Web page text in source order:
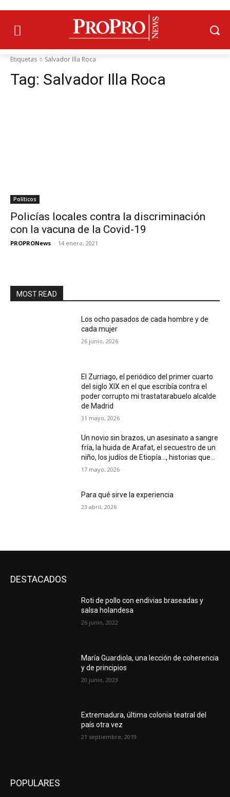
Etiquetas Salvador Illa Roca
Tag: Salvador Illa Roca
Políticos
Policías locales contra la discriminación
con la vacuna de la Covid-19
PROPRONews - 14 enero, 2021
MOST READ
Los ocho pasados de cada hombre y de
cada mujer
26 junio, 2026
El Zurriago, el periódico del primer cuarto
del siglo XIX en el que escribía contra el
poder corrupto mi trastatarabuelo alcalde
de Madrid
31 mayo, 2026
Un novio sin brazos, un asesinato a sangre
fría, la huida de Arafat, el secuestro de un
niño, los judíos de Etiopía…, historias que...
17 mayo, 2026
Para qué sirve la experiencia
23 abril, 2026
DESTACADOS
Roti de pollo con endivias braseadas y
salsa holandesa
26 junio, 2022
María Guardiola, una lección de coherencia
y de principios
20 junio, 2023
Extremadura, última colonia teatral del
país otra vez
21 septiembre, 2019
POPULARES